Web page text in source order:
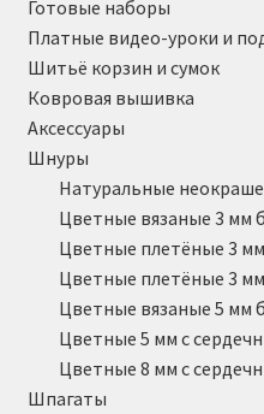
Готовые наборы
Платные видео-уроки и
Шитьё корзин и сумок
Ковровая вышивка
Аксессуары
Шнуры
Натуральные
Цветные вязаные 3 мм
Цветные плетёные 3
Цветные плетёные 3
Цветные вязаные 5 мм
Цветные 5 мм с
Цветные 8 мм с
Шпагаты